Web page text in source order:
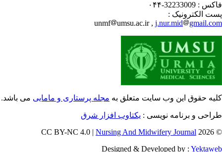
: 32233009-۰۴۴
الکترونیک :
unmf
umsu.ac.ir ,j.nur.mid
حقوق این وب سایت متعلق بهمجله پرستاری و ماماییمی باشد.
و برنامه نویسی : یکتاوب افزار شرق
©
Nursing And Midwifery Journal
Designed & Developed by :